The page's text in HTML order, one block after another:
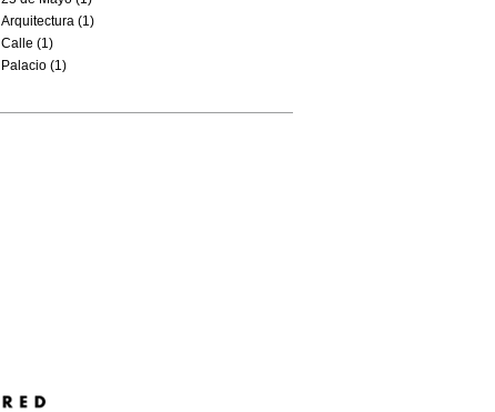
Arquitectura (1)
Calle (1)
Palacio (1)